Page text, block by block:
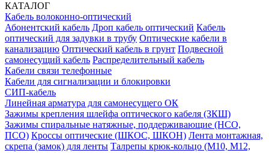
КАТАЛОГ
Кабель волоконно-оптический
Абонентский кабель Дроп кабель оптический Кабель
оптический для задувки в трубу Оптические кабели в
канализацию Оптический кабель в грунт Подвесной
самонесущий кабель Распределительный кабель
Кабели связи телефонные
Кабели для сигнализации и блокировки
СИП-кабель
Линейная арматура для самонесущего ОК
Зажимы крепления шлейфа оптического кабеля (ЗКШ)
Зажимы спиральные натяжные, поддерживающие (НСО,
ПСО) Кроссы оптические (ШКОС, ШКОН) Лента монтажная,
скрепа (замок) для ленты Талрепы крюк-кольцо (М10, М12,